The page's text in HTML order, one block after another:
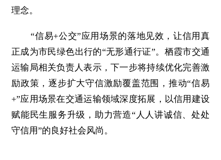
理念。
“信易+公交”应用场景的落地见效，让信用真
正成为市民绿色出行的“无形通行证”。栖霞市交通
运输局相关负责人表示，下一步将持续优化完善激
励政策，逐步扩大守信激励覆盖范围，推动“信易
+”应用场景在交通运输领域深度拓展，以信用建设
赋能民生服务升级，助力营造“人人讲诚信、处处
守信用”的良好社会风尚。